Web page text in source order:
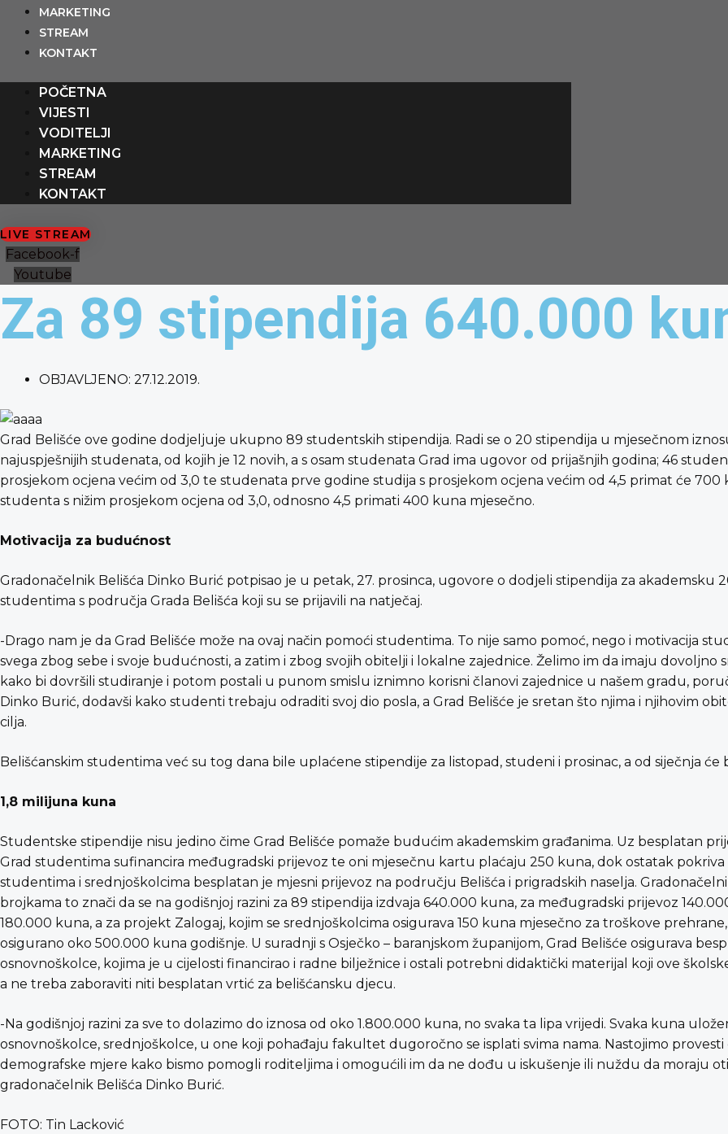
content
Preskoči
sadržaj
MARKETING
STREAM
KONTAKT
POČETNA
VIJESTI
VODITELJI
MARKETING
STREAM
KONTAKT
LIVE STREAM
Facebook-f
Youtube
Za 89 stipendija 640.000
OBJAVLJENO: 27.12.2019.
Grad Belišće ove godine dodjeljuje ukupno 89 studentskih stipendija. Radi se o 20 stipendija u mjesečnom
najuspješnijih studenata, od kojih je 12 novih, a s osam studenata Grad ima ugovor od prijašnjih godina; 46
prosjekom ocjena većim od 3,0 te studenata prve godine studija s prosjekom ocjena većim od 4,5 primat će 700
studenta s nižim prosjekom ocjena od 3,0, odnosno 4,5 primati 400 kuna mjesečno.
Motivacija za budućnost
Gradonačelnik Belišća Dinko Burić potpisao je u petak, 27. prosinca, ugovore o dodjeli stipendija za akademsku
studentima s područja Grada Belišća koji su se prijavili na natječaj.
-Drago nam je da Grad Belišće može na ovaj način pomoći studentima. To nije samo pomoć, nego i motivacija
svega zbog sebe i svoje budućnosti, a zatim i zbog svojih obitelji i lokalne zajednice. Želimo im da imaju dovoljno
kako bi dovršili studiranje i potom postali u punom smislu iznimno korisni članovi zajednice u našem gradu,
Dinko Burić, dodavši kako studenti trebaju odraditi svoj dio posla, a Grad Belišće je sretan što njima i njihovim
cilja.
Belišćanskim studentima već su tog dana bile uplaćene stipendije za listopad, studeni i prosinac, a od siječnja
1,8 milijuna kuna
Studentske stipendije nisu jedino čime Grad Belišće pomaže budućim akademskim građanima. Uz besplatan
Grad studentima sufinancira međugradski prijevoz te oni mjesečnu kartu plaćaju 250 kuna, dok ostatak pokriva
studentima i srednjoškolcima besplatan je mjesni prijevoz na području Belišća i prigradskih naselja.
brojkama to znači da se na godišnjoj razini za 89 stipendija izdvaja 640.000 kuna, za međugradski prijevoz
180.000 kuna, a za projekt Zalogaj, kojim se srednjoškolcima osigurava 150 kuna mjesečno za troškove
osigurano oko 500.000 kuna godišnje. U suradnji s Osječko – baranjskom županijom, Grad Belišće osigurava
osnovnoškolce, kojima je u cijelosti financirao i radne bilježnice i ostali potrebni didaktički materijal koji ove
a ne treba zaboraviti niti besplatan vrtić za belišćansku djecu.
-Na godišnjoj razini za sve to dolazimo do iznosa od oko 1.800.000 kuna, no svaka ta lipa vrijedi. Svaka kuna
osnovnoškolce, srednjoškolce, u one koji pohađaju fakultet dugoročno se isplati svima nama. Nastojimo provesti
demografske mjere kako bismo pomogli roditeljima i omogućili im da ne dođu u iskušenje ili nuždu da moraju
gradonačelnik Belišća Dinko Burić.
FOTO: Tin Lacković